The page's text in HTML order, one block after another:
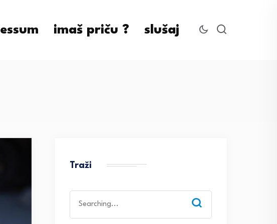
imaš priču ? slušaj
Traži
for: